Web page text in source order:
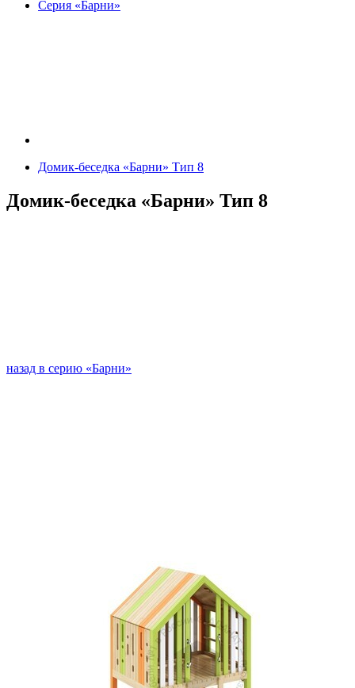
Серия «Барни»
Домик-беседка «Барни» Тип 8
Домик-беседка «Барни» Тип 8
назад в серию «Барни»